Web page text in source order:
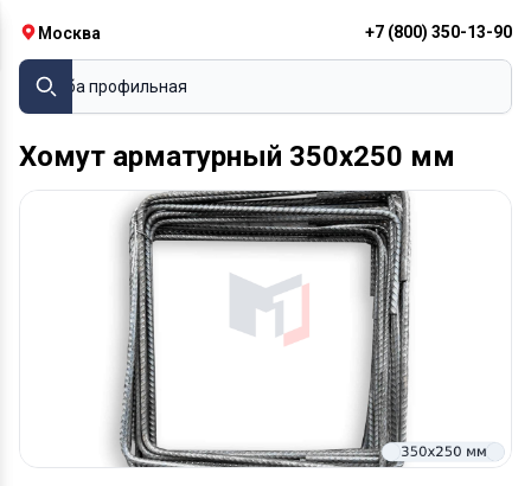
Москва +7 (800) 350-13-90
Труба профильная
Хомут арматурный 350х250 мм